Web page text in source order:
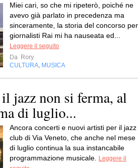
Miei cari, so che mi ripeterò, poiché ne
avevo già parlato in precedenza ma
sinceramente, la storia del concorso per
giornalisti Rai mi ha nauseata ed...
Leggere il seguito
Da Rory
CULTURA MUSICA
jazz non si ferma, al
di luglio...
Ancora concerti e nuovi artisti per il jazz
club di Via Veneto, che anche nel mese
di luglio continua la sua instancabile
programmazione musicale.
Leggere il